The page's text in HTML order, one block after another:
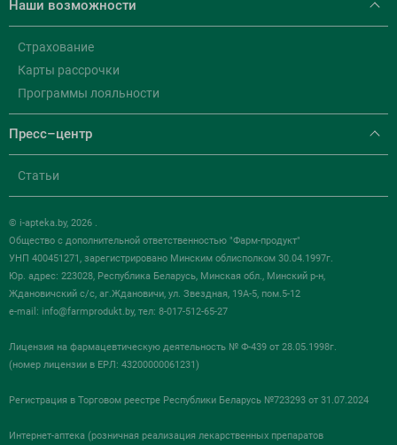
Наши возможности
Страхование
Карты рассрочки
Программы лояльности
Пресс–центр
Статьи
© i-apteka.by, 2026 .
Общество с дополнительной ответственностью "Фарм-продукт"
УНП 400451271, зарегистрировано Минским облисполком 30.04.1997г.
Юр. адрес: 223028, Республика Беларусь, Минская обл., Минский р-н,
Ждановичский с/с, аг.Ждановичи, ул. Звездная, 19А-5, пом.5-12
e-mail: info@farmprodukt.by, тел: 8-017-512-65-27
Лицензия на фармацевтическую деятельность № Ф-439 от 28.05.1998г.
(номер лицензии в ЕРЛ: 43200000061231)
Регистрация в Торговом реестре Республики Беларусь №723293 от 31.07.2024
Интернет-аптека (розничная реализация лекарственных препаратов